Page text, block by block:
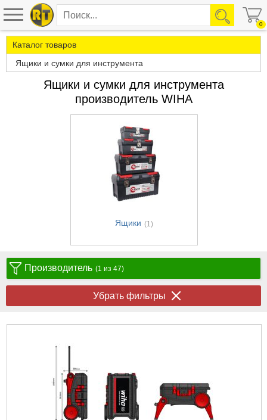
0
Каталог товаров
Ящики и сумки для инструмента
Ящики и сумки для инструмента
производитель WIHA
Ящики (1)
Производитель (1 из 47)
Убрать фильтры